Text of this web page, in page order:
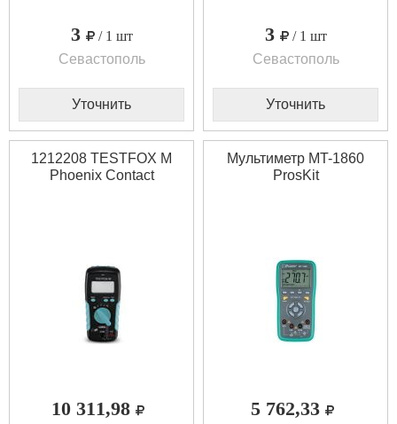
3
/ 1 шт
Севастополь
Уточнить
3
/ 1 шт
Севастополь
Уточнить
1212208 TESTFOX M
Phoenix Contact
10 311,98
Мультиметр MT-1860
ProsKit
5 762,33